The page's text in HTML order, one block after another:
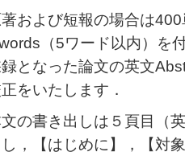
著および短報の場合は
（5ワード以内）を
となった論文の英文
をいたします．
文の書き出しは５頁目（
，【はじめに】，【対